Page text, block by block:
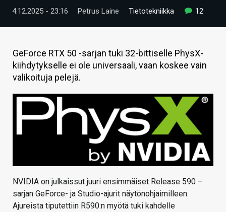
TIETOA
KAUPPA
VAIHDA TEEMA
4.12.2025 - 23:16 Petrus Laine Tietotekniikka 12
GeForce RTX 50 -sarjan tuki 32-bittiselle PhysX-
kiihdytykselle ei ole universaali, vaan koskee vain
valikoituja pelejä.
NVIDIA on julkaissut juuri ensimmäiset Release 590 –
sarjan GeForce- ja Studio-ajurit näytönohjaimilleen.
Ajureista tiputettiin R590:n myötä tuki kahdelle